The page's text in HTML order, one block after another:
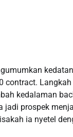
contract.
kedalaman
jadi prospek
ia nyetel